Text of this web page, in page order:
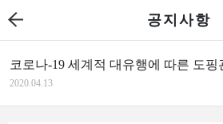
공지사항
코로나-19 세계적 대유행에 따른 도핑
2020.04.13